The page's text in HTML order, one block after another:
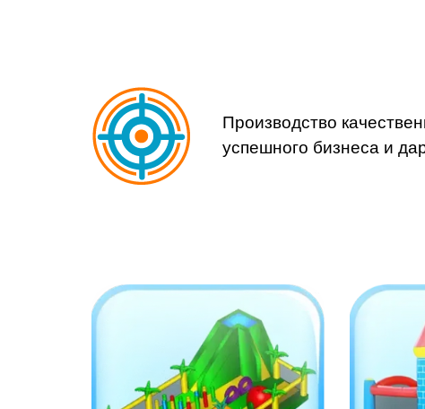
Производство
успешного бизнеса и